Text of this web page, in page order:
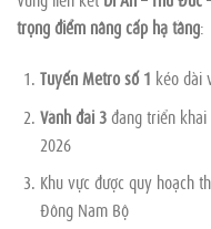
trọng điểm nâng cấp hạ tầng:
Tuyến Metro số 1 kéo dài
Vành đai 3đang triển khai
2026
Khu vực được quy hoạch
Đông Nam Bộ